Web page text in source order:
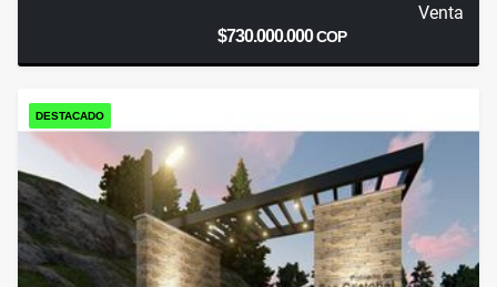
Venta
$730.000.000COP
DESTACADO